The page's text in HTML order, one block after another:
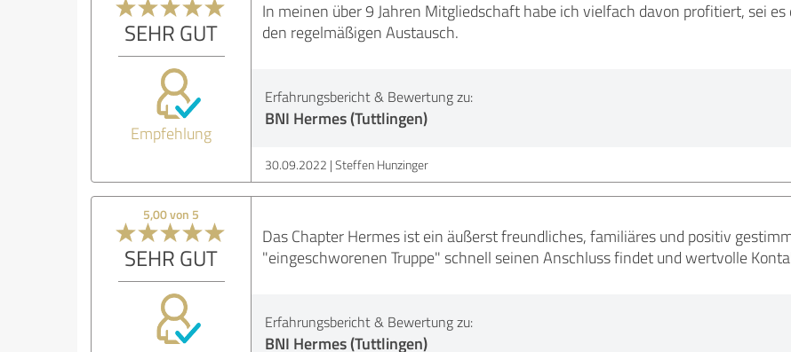
SEHR GUT
Empfehlung
In meinen über 9 Jahren Mitgliedschaft habe ich vielfach davon profitiert, sei
den regelmäßigen Austausch.
Erfahrungsbericht & Bewertung zu:
BNI Hermes (Tuttlingen)
30.09.2022 Steffen Hunzinger
5,00 von 5
SEHR GUT
Das Chapter Hermes ist ein äußerst freundliches, familiäres und positiv
"eingeschworenen Truppe" schnell seinen Anschluss findet und wertvolle
Erfahrungsbericht & Bewertung zu:
BNI Hermes (Tuttlingen)